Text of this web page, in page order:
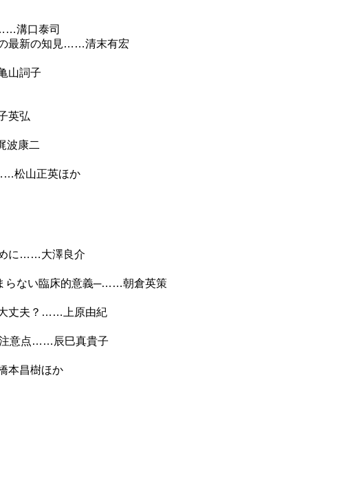
溝口泰司
最新の知見……清末有宏
山詞子
英弘
波康二
松山正英ほか
に……大澤良介
らない臨床的意義─……朝倉英策
丈夫？……上原由紀
意点……辰巳真貴子
本昌樹ほか